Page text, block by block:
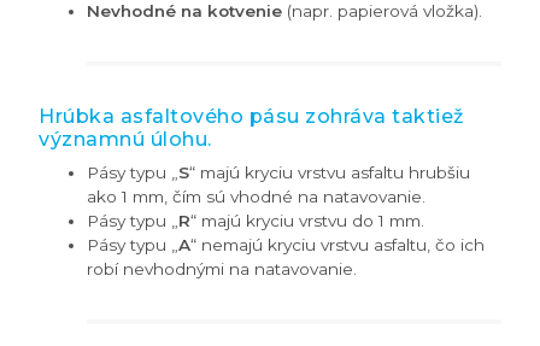
Nevhodné na kotvenie (napr. papierová vložka).
Hrúbka asfaltového pásu zohráva taktiež
významnú úlohu.
Pásy typu „ S“ majú kryciu vrstvu asfaltu hrubšiu
ako 1 mm, čím sú vhodné na natavovanie.
Pásy typu „ R“ majú kryciu vrstvu do 1 mm.
Pásy typu „ A“ nemajú kryciu vrstvu asfaltu, čo ich
robí nevhodnými na natavovanie.